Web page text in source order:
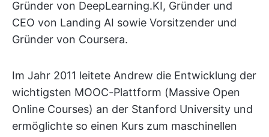
Gründer von DeepLearning.KI, Gründer und
CEO von Landing AI sowie Vorsitzender und
Gründer von Coursera.
Im Jahr 2011 leitete Andrew die Entwicklung der
wichtigsten MOOC-Plattform (Massive Open
Online Courses) an der Stanford University und
ermöglichte so einen Kurs zum maschinellen